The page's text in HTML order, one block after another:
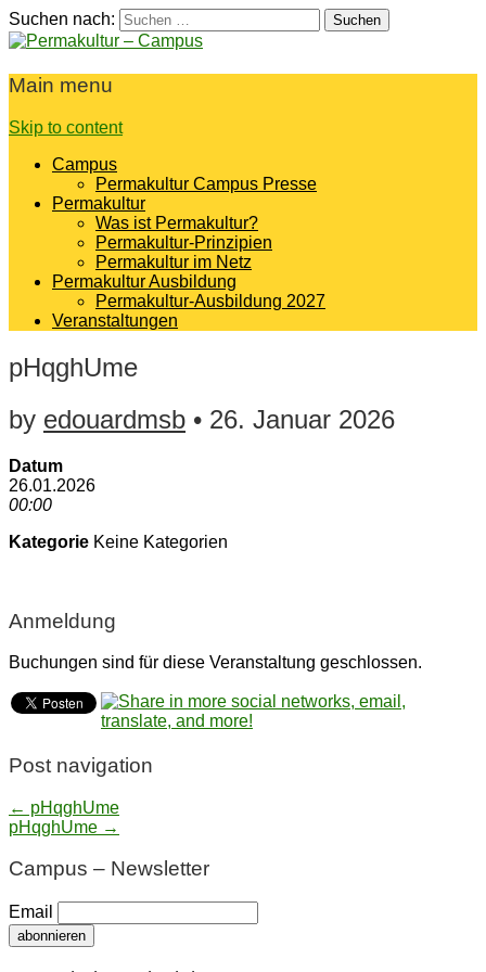
Suchen nach:
Permakultur – Campus
Main menu
Skip to content
Campus
Permakultur Campus Presse
Permakultur
Was ist Permakultur?
Permakultur-Prinzipien
Permakultur im Netz
Permakultur Ausbildung
Permakultur-Ausbildung 2027
Veranstaltungen
pHqghUme
by edouardmsb • 26. Januar 2026
Datum
26.01.2026
00:00
Kategorie Keine Kategorien
Anmeldung
Buchungen sind für diese Veranstaltung geschlossen.
Post navigation
← pHqghUme
pHqghUme →
Campus – Newsletter
Email